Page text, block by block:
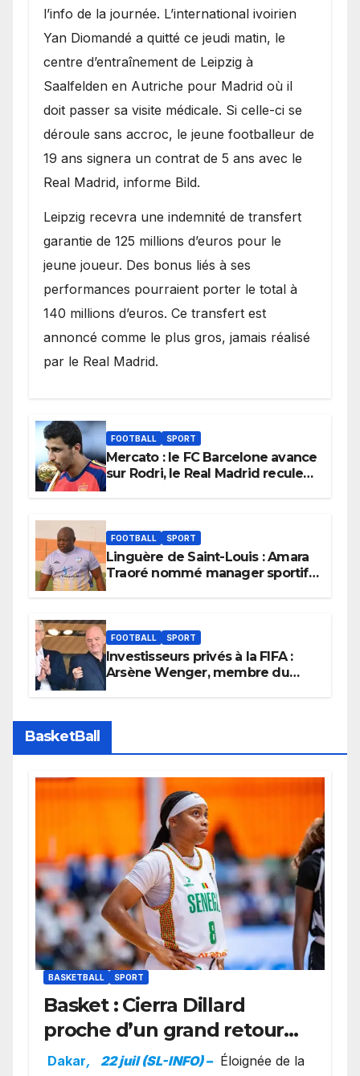
l’info de la journée. L’international ivoirien
Yan Diomandé a quitté ce jeudi matin, le
centre d’entraînement de Leipzig à
Saalfelden en Autriche pour Madrid où il
doit passer sa visite médicale. Si celle-ci se
déroule sans accroc, le jeune footballeur de
19 ans signera un contrat de 5 ans avec le
Real Madrid, informe Bild.
Leipzig recevra une indemnité de transfert
garantie de 125 millions d’euros pour le
jeune joueur. Des bonus liés à ses
performances pourraient porter le total à
140 millions d’euros. Ce transfert est
annoncé comme le plus gros, jamais réalisé
par le Real Madrid.
FOOTBALL SPORT
Mercato : le FC Barcelone avance
sur Rodri, le Real Madrid recule
FOOTBALL SPORT
Linguère de Saint-Louis : Amara
Traoré nommé manager sportif
FOOTBALL SPORT
Investisseurs privés à la FIFA :
Arsène Wenger, membre du
BasketBall
BASKETBALL SPORT
Basket : Cierra Dillard
proche d’un grand retour
avec les Lionnes ?
Dakar, 22 juil (SL-INFO) – Éloignée de la